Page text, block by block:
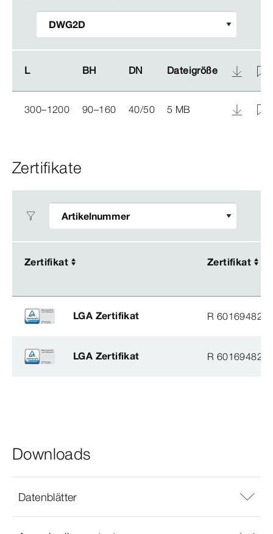
L BH DN Dateigröße
L BH DN Dateigröße
300–1200 90–160 40/50 5 MB
Zertifikate
Zertifikat Zertifikat
Zertifikat Zertifikat
LGA Zertifikat R 60169482
LGA Zertifikat R 60169482
Downloads
Datenblätter